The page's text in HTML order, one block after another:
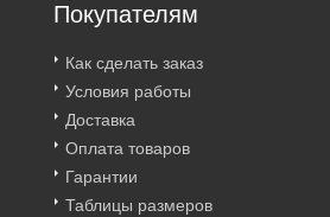
Покупателям
Как сделать заказ
Условия работы
Доставка
Оплата товаров
Гарантии
Таблицы размеров